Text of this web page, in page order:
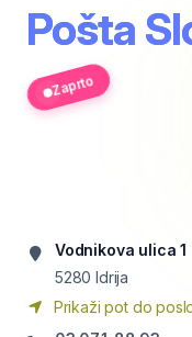
Pošta
Zaprto
Vodnikova ulica 1
5280 Idrija
Prikaži pot do